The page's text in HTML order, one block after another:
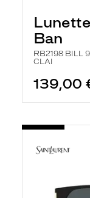
Ban
RB2198 BILL
CLAI
139,00